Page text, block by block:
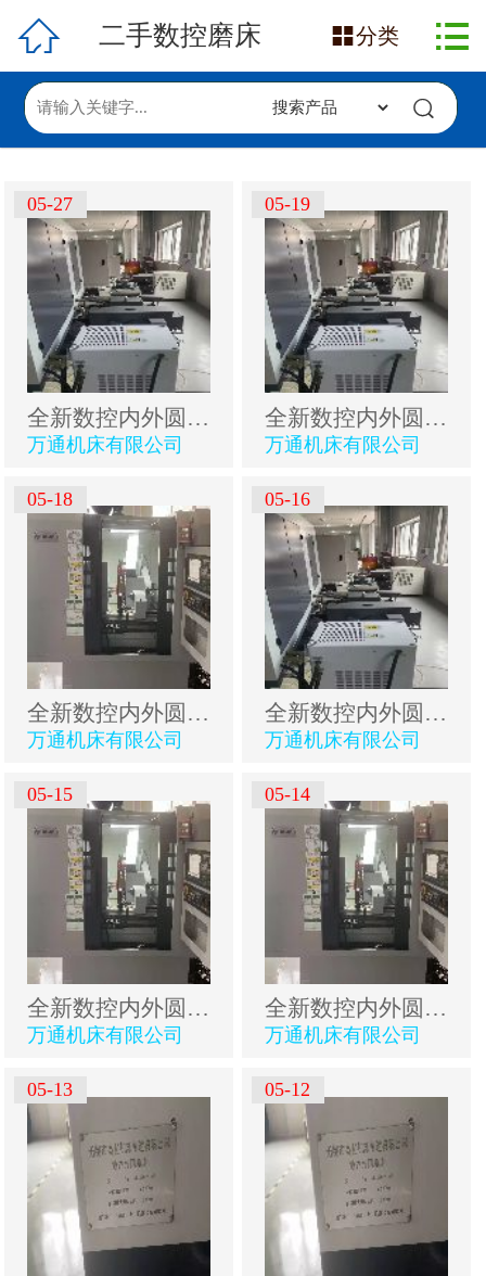
网站首页
在售产品
求购信息
发布供应
 二手数控磨床 分类 
05-27
全新数控内外圆磨床
万通机床有限公司
05-19
全新数控内外圆磨床
万通机床有限公司
05-18
全新数控内外圆磨床
万通机床有限公司
05-16
全新数控内外圆磨床
万通机床有限公司
05-15
全新数控内外圆磨床
万通机床有限公司
05-14
全新数控内外圆磨床
万通机床有限公司
05-13 05-12